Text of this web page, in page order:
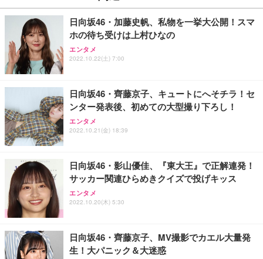
日向坂46・加藤史帆、私物を一挙大公開！スマ
ホの待ち受けは上村ひなの
エンタメ
2022.10.22(土) 7:00
日向坂46・齊藤京子、キュートにへそチラ！セ
ンター発表後、初めての大型撮り下ろし！
エンタメ
2022.10.21(金) 18:39
日向坂46・影山優佳、『東大王』で正解連発！
サッカー関連ひらめきクイズで投げキッス
エンタメ
2022.10.20(木) 5:30
日向坂46・齊藤京子、MV撮影でカエル大量発
生！大パニック＆大迷惑